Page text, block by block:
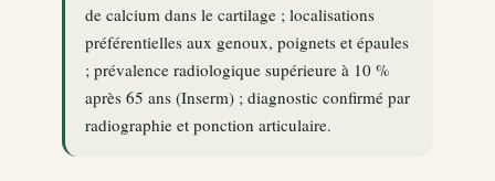
de calcium dans le cartilage ; localisations
préférentielles aux genoux, poignets et épaules
; prévalence radiologique supérieure à 10 %
après 65 ans (Inserm) ; diagnostic confirmé par
radiographie et ponction articulaire.